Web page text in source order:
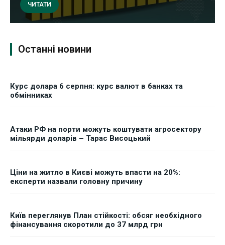
ЧИТАТИ
Останні новини
Курс долара 6 серпня: курс валют в банках та
обмінниках
Атаки РФ на порти можуть коштувати агросектору
мільярди доларів – Тарас Висоцький
Ціни на житло в Києві можуть впасти на 20%:
експерти назвали головну причину
Київ переглянув План стійкості: обсяг необхідного
фінансування скоротили до 37 млрд грн